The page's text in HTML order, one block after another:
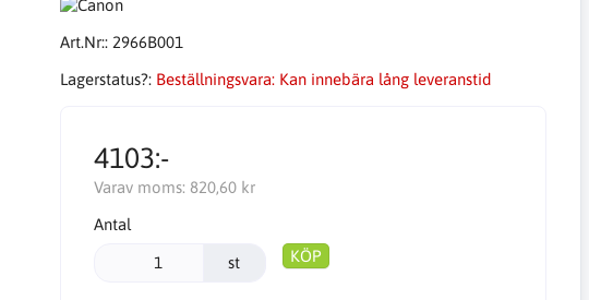
Art.Nr:: 2966B001
Lagerstatus?: Beställningsvara: Kan innebära lång leveranstid
4103:-
Varav moms: 820,60 kr
Antal
st KÖP